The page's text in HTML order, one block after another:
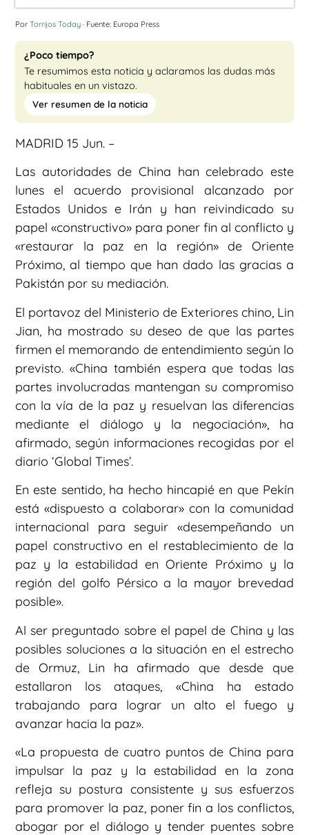
Por Torrijos Today · Fuente: Europa Press
¿Poco tiempo?
Te resumimos esta noticia y aclaramos las dudas más
habituales en un vistazo.
Ver resumen de la noticia
MADRID 15 Jun. –
Las autoridades de China han celebrado este
lunes el acuerdo provisional alcanzado por
Estados Unidos e Irán y han reivindicado su
papel «constructivo» para poner fin al conflicto y
«restaurar la paz en la región» de Oriente
Próximo, al tiempo que han dado las gracias a
Pakistán por su mediación.
El portavoz del Ministerio de Exteriores chino, Lin
Jian, ha mostrado su deseo de que las partes
firmen el memorando de entendimiento según lo
previsto. «China también espera que todas las
partes involucradas mantengan su compromiso
con la vía de la paz y resuelvan las diferencias
mediante el diálogo y la negociación», ha
afirmado, según informaciones recogidas por el
diario ‘Global Times’.
En este sentido, ha hecho hincapié en que Pekín
está «dispuesto a colaborar» con la comunidad
internacional para seguir «desempeñando un
papel constructivo en el restablecimiento de la
paz y la estabilidad en Oriente Próximo y la
región del golfo Pérsico a la mayor brevedad
posible».
Al ser preguntado sobre el papel de China y las
posibles soluciones a la situación en el estrecho
de Ormuz, Lin ha afirmado que desde que
estallaron los ataques, «China ha estado
trabajando para lograr un alto el fuego y
avanzar hacia la paz».
«La propuesta de cuatro puntos de China para
impulsar la paz y la estabilidad en la zona
refleja su postura consistente y sus esfuerzos
para promover la paz, poner fin a los conflictos,
abogar por el diálogo y tender puentes sobre